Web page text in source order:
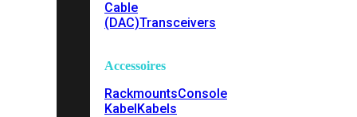
Cable
(DAC)Transceivers
Accessoires
RackmountsConsole
KabelKabels